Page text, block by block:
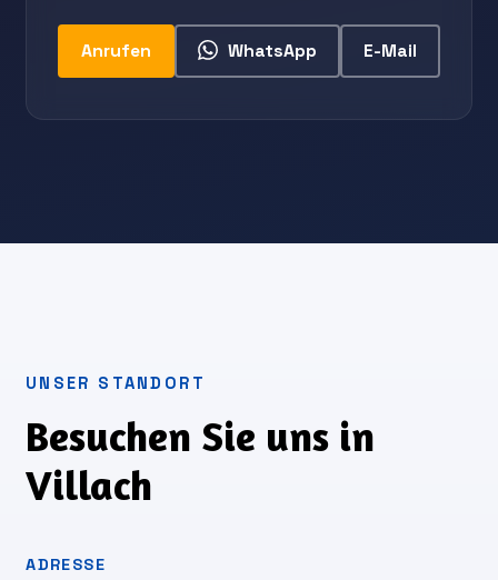
Anrufen WhatsApp E-Mail
UNSER STANDORT
Besuchen Sie uns in
Villach
ADRESSE